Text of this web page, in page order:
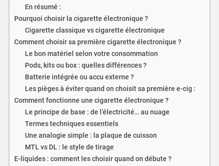
En résumé :
Pourquoi choisir la cigarette électronique ?
Cigarette classique vs cigarette électronique
Comment choisir sa première cigarette électronique ?
Le bon matériel selon votre consommation
Pods, kits ou box : quelles différences ?
Batterie intégrée ou accu externe ?
Les pièges à éviter quand on choisit sa première e-cig :
Comment fonctionne une cigarette électronique ?
Le principe de base : de l’électricité… au nuage
Termes techniques essentiels
Une analogie simple : la plaque de cuisson
MTL vs DL : le style de tirage
E-liquides : comment les choisir quand on débute ?